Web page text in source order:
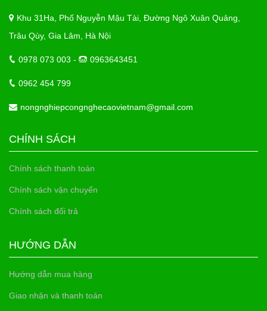
Khu 31Ha, Phố Nguyễn Mậu Tài, Đường Ngô Xuân Quảng,
Trâu Qùy, Gia Lâm, Hà Nội
0978 073 003 - 0963643451
0962 454 799
nongnghiepcongnghecaovietnam@gmail.com
CHÍNH SÁCH
Chính sách thanh toán
Chính sách vận chuyển
Chính sách đổi trả
HƯỚNG DẪN
Hướng dẫn mua hàng
Giao nhận và thanh toán